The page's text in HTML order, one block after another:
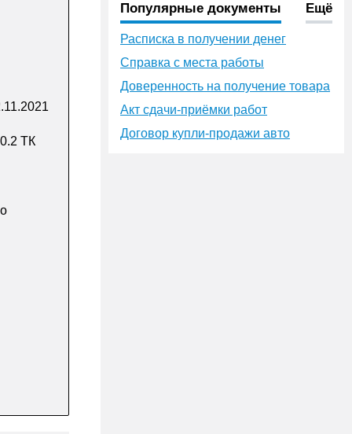
ТК
Популярные документы Ещё
Расписка в получении денег
Справка с места работы
Доверенность на получение товара
Акт сдачи-приёмки работ
Договор купли-продажи авто